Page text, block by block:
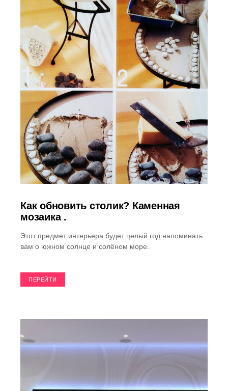
Как обновить столик? Каменная
мозаика .
Этот предмет интерьера будет целый год напоминать
вам о южном солнце и солёном море.
ПЕРЕЙТИ